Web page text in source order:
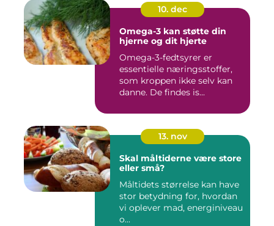
10. dec
Omega-3 kan støtte din
hjerne og dit hjerte
Omega-3-fedtsyrer er
essentielle næringsstoffer,
som kroppen ikke selv kan
danne. De findes is...
13. nov
Skal måltiderne være store
eller små?
Måltidets størrelse kan have
stor betydning for, hvordan
vi oplever mad, energiniveau
o...